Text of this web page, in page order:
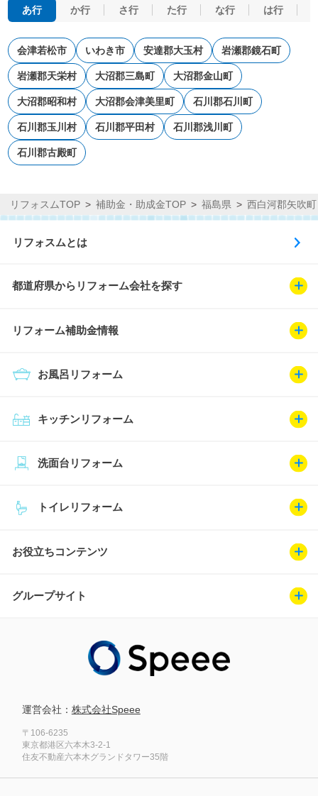
あ行 か行 さ行 た行 な行 は行
会津若松市 いわき市 安達郡大玉村 岩瀬郡鏡石町
岩瀬郡天栄村 大沼郡三島町 大沼郡金山町
大沼郡昭和村 大沼郡会津美里町 石川郡石川町
石川郡玉川村 石川郡平田村 石川郡浅川町
石川郡古殿町
リフォスムTOP 補助金・助成金TOP 福島県 西白河郡矢吹町
リフォスムとは
都道府県からリフォーム会社を探す
リフォーム補助金情報
キッチンリフォーム
お風呂リフォーム
トイレリフォーム
洗面台リフォーム
お役立ちコンテンツ
グループサイト
運営会社： 株式会社Speee
〒106-6235
東京都港区六本木3-2-1
住友不動産六本木グランドタワー35階